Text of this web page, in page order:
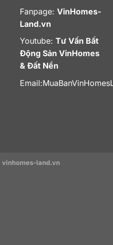
Fanpage: VinHomes-
Land.vn
Youtube: Tư Vấn Bất
Động Sản VinHomes
& Đất Nền
Email:
vinhomes-land.vn